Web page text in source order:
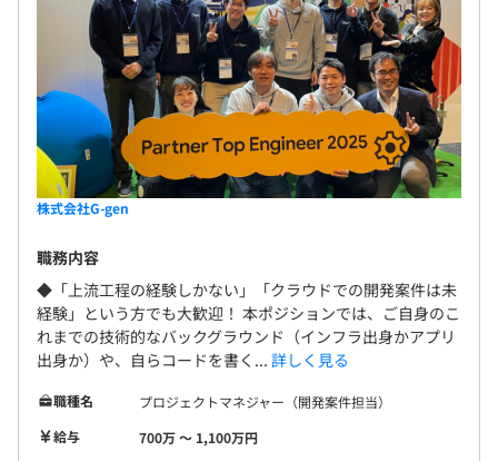
■プロジェクト管理：Jira、Backlog、Notion、Slack、
小規模なプロジェクトでは2〜3名による3カ月程度、大規
模なプロジェクトでは人数はそれ以上になり、年間規模の
プロジェクトもあります。
当社はGoogle Cloud専業インテグレーターですが、グル
ープ会社でAWS専業インテグレーターであるサーバーワー
クスとの共同提案により、大企業へのマルチクラウドの提
案に挑戦できる可能性もあります。
株式会社G-gen
職務内容
◆「上流工程の経験しかない」「クラウドでの開発案件は未
経験」という方でも大歓迎！ 本ポジションでは、ご自身のこ
れまでの技術的なバックグラウンド（インフラ出身かアプリ
出身か）や、自らコードを書く... 詳しく見る
職種名
プロジェクトマネジャー（開発案件担当）
給与
700万 〜 1,100万円